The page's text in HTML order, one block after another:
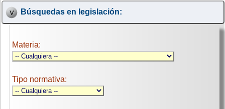
Búsquedas en legislación:
Materia:
Tipo normativa: